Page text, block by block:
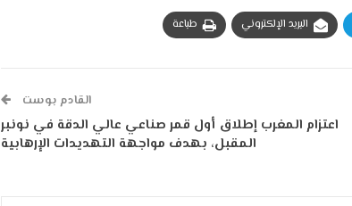
البريد الإلكتروني طباعة
القادم بوست
اعتزام المغرب إطلاق أول قمر صناعي عالي الدقة في نونبر
المقبل، بهدف مواجهة التهديدات الإرهابية